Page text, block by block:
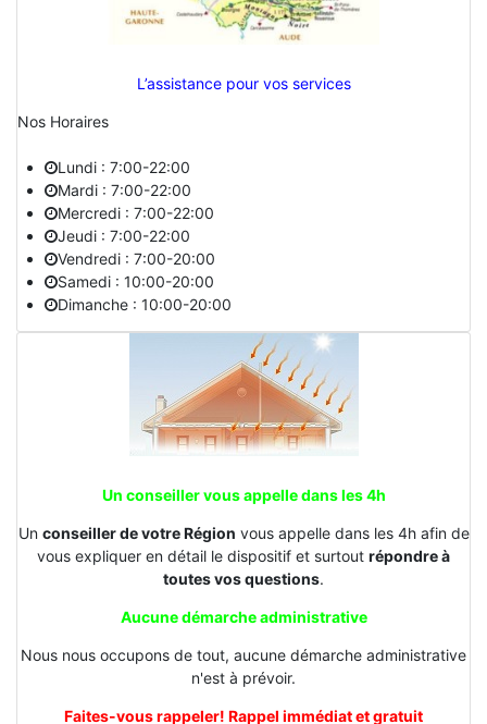
L’assistance pour vos services
Nos Horaires
Lundi : 7:00-22:00
Mardi : 7:00-22:00
Mercredi : 7:00-22:00
Jeudi : 7:00-22:00
Vendredi : 7:00-20:00
Samedi : 10:00-20:00
Dimanche : 10:00-20:00
Un conseiller vous appelle dans les 4h
Un conseiller de votre Région vous appelle dans les 4h afin de
vous expliquer en détail le dispositif et surtout répondre à
toutes vos questions.
Aucune démarche administrative
Nous nous occupons de tout, aucune démarche administrative
n'est à prévoir.
Faites-vous rappeler! Rappel immédiat et gratuit